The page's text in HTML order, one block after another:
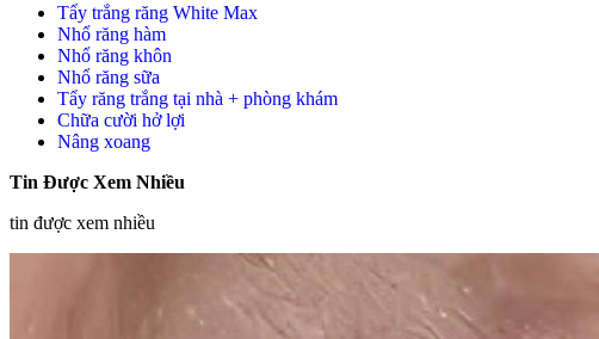
Tẩy trắng răng White Max
Nhổ răng hàm
Nhổ răng khôn
Nhổ răng sữa
Tẩy răng trắng tại nhà + phòng khám
Chữa cười hở lợi
Nâng xoang
Tin Được Xem Nhiều
tin được xem nhiều